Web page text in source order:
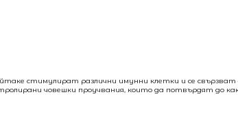
стимулират различни имунни клетки и се свързват
човешки проучвания, които да потвърдят до